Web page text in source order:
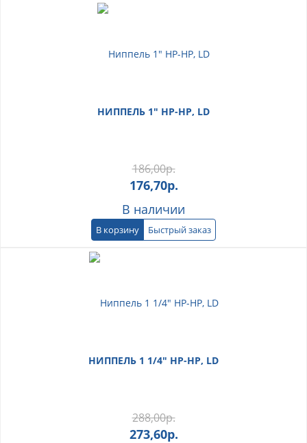
НИППЕЛЬ 1" НР-НР, LD
186,00р.
176,70р.
В наличии
В корзину Быстрый заказ
НИППЕЛЬ 1 1/4" НР-НР, LD
288,00р.
273,60р.